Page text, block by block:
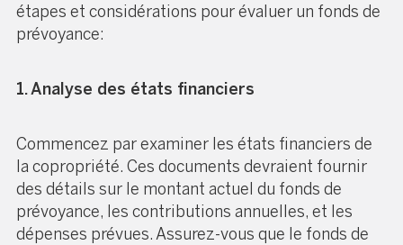
étapes et considérations pour évaluer un fonds de
prévoyance:
1. Analyse des états financiers
Commencez par examiner les états financiers de
la copropriété. Ces documents devraient fournir
des détails sur le montant actuel du fonds de
prévoyance, les contributions annuelles, et les
dépenses prévues. Assurez-vous que le fonds de